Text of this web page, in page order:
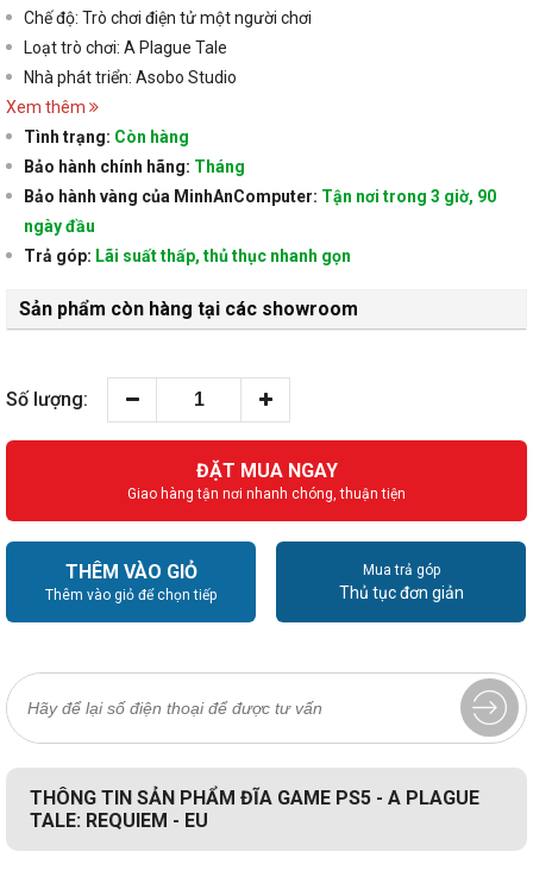
Chế độ: Trò chơi điện tử một người chơi
Loạt trò chơi: A Plague Tale
Nhà phát triển: Asobo Studio
Xem thêm
Tình trạng: Còn hàng
Bảo hành chính hãng: Tháng
Bảo hành vàng của MinhAnComputer: Tận nơi trong 3 giờ, 90
ngày đầu
Trả góp: Lãi suất thấp, thủ thục nhanh gọn
Sản phẩm còn hàng tại các showroom
Số lượng:
ĐẶT MUA NGAY
Giao hàng tận nơi nhanh chóng, thuận tiện
THÊM VÀO GIỎ
Thêm vào giỏ để chọn tiếp
Mua trả góp
Thủ tục đơn giản
THÔNG TIN SẢN PHẨM ĐĨA GAME PS5 - A PLAGUE
TALE: REQUIEM - EU